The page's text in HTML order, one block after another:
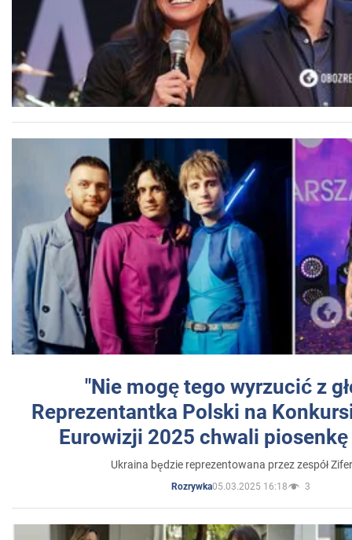
"Nie mogę tego wyrzucić z
Reprezentantka Polski na
Eurowizji 2025 chwali
Ukraina będzie reprezentowana przez zespół
Rozrywka05.03.2025 16:18 3